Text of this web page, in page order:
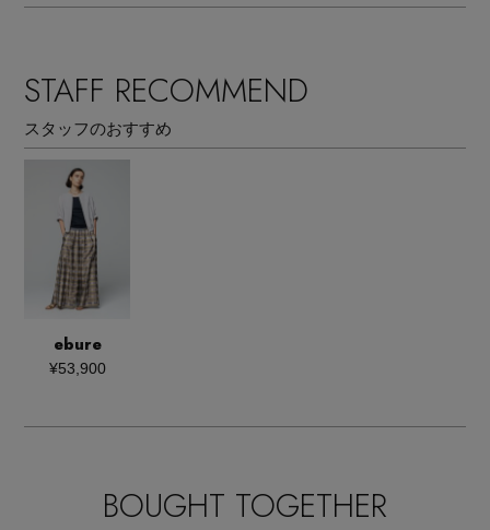
STAFF RECOMMEND
スタッフのおすすめ
ebure
¥53,900
BOUGHT TOGETHER